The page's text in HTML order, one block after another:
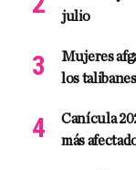
julio
Mujeres
los talibanes
Canícula
más